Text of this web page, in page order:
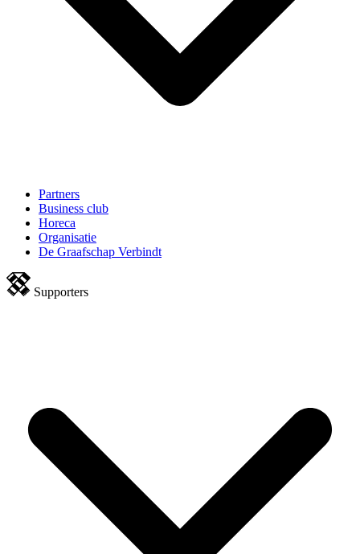
Partners
Business club
Horeca
Organisatie
De Graafschap Verbindt
Supporters